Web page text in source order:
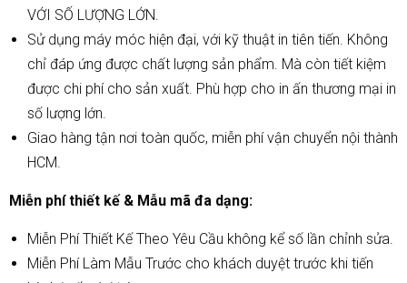
VỚI SỐ LƯỢNG LỚN.
Sử dụng máy móc hiện đại, với kỹ thuật in tiên tiến. Không
chỉ đáp ứng được chất lượng sản phẩm. Mà còn tiết kiệm
được chi phí cho sản xuất. Phù hợp cho in ấn thương mại in
số lượng lớn.
Giao hàng tận nơi toàn quốc, miễn phí vận chuyển nội thành
HCM.
Miễn phí thiết kế & Mẫu mã đa dạng:
Miễn Phí Thiết Kế Theo Yêu Cầu không kể số lần chỉnh sửa.
Miễn Phí Làm Mẫu Trước cho khách duyệt trước khi tiến